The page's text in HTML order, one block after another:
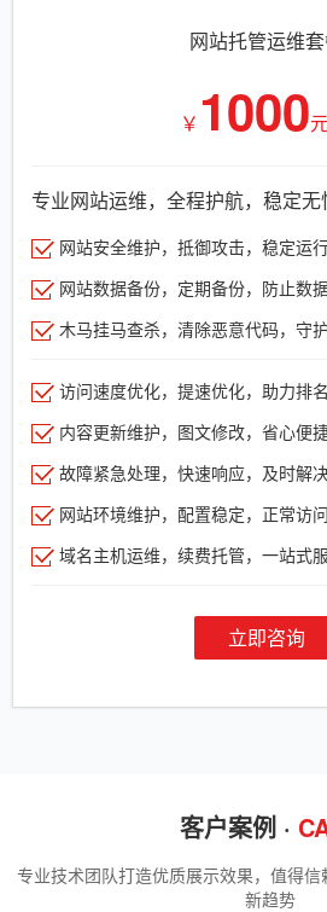
网站托管运维
￥ 1000
专业网站运维，全程护航，稳定无
网站安全维护，抵御攻击，稳定运
网站数据备份，定期备份，防止数
木马挂马查杀，清除恶意代码，守
访问速度优化，提速优化，助力排名
内容更新维护，图文修改，省心便
故障紧急处理，快速响应，及时解
网站环境维护，配置稳定，正常访问
域名主机运维，续费托管，一站式
立即咨询
客户案例 ·
专业技术团队打造优质展示效果，值得
新趋势